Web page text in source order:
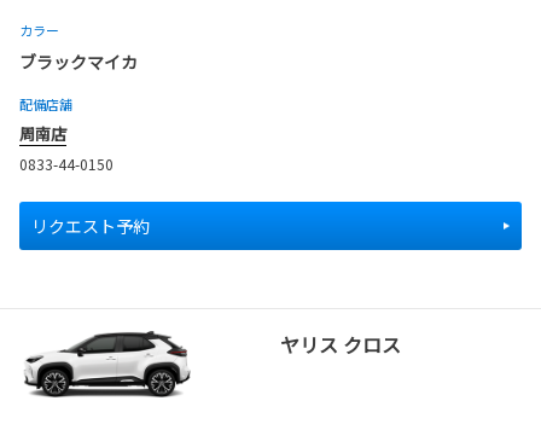
カラー
ブラックマイカ
配備店舗
周南店
0833-44-0150
リクエスト予約
ヤリス クロス